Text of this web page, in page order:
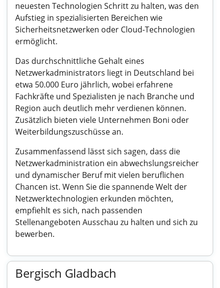
neuesten Technologien Schritt zu halten, was den
Aufstieg in spezialisierten Bereichen wie
Sicherheitsnetzwerken oder Cloud-Technologien
ermöglicht.
Das durchschnittliche Gehalt eines
Netzwerkadministrators liegt in Deutschland bei
etwa 50.000 Euro jährlich, wobei erfahrene
Fachkräfte und Spezialisten je nach Branche und
Region auch deutlich mehr verdienen können.
Zusätzlich bieten viele Unternehmen Boni oder
Weiterbildungszuschüsse an.
Zusammenfassend lässt sich sagen, dass die
Netzwerkadministration ein abwechslungsreicher
und dynamischer Beruf mit vielen beruflichen
Chancen ist. Wenn Sie die spannende Welt der
Netzwerktechnologien erkunden möchten,
empfiehlt es sich, nach passenden
Stellenangeboten Ausschau zu halten und sich zu
bewerben.
Bergisch Gladbach